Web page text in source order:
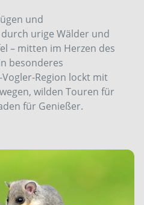
und
urige Wälder und
– mitten im Herzen des
besonderes
Region lockt mit
­wilden Touren für
für Genießer.